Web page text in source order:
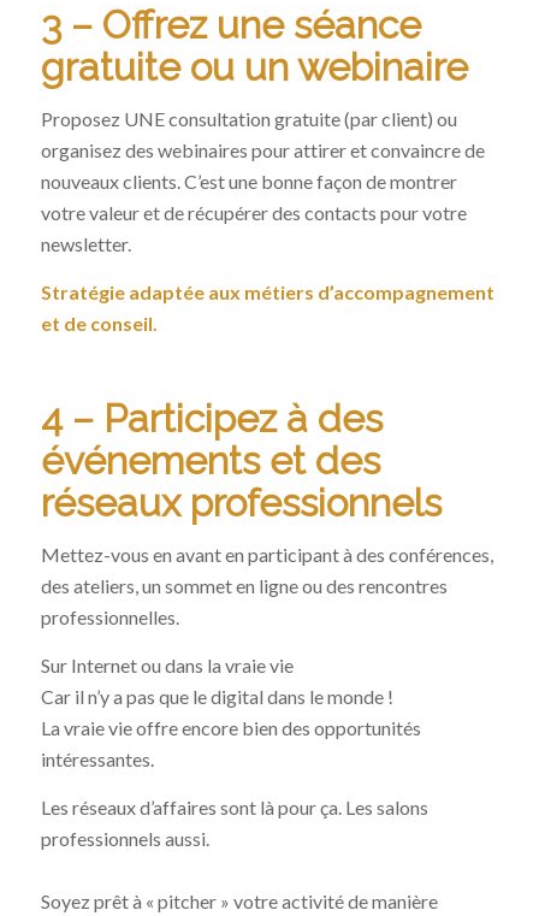
3 – Offrez une séance
gratuite ou un webinaire
Proposez UNE consultation gratuite (par client) ou
organisez des webinaires pour attirer et convaincre de
nouveaux clients. C’est une bonne façon de montrer
votre valeur et de récupérer des contacts pour votre
newsletter.
Stratégie adaptée aux métiers d’accompagnement
et de conseil.
4 – Participez à des
événements et des
réseaux professionnels
Mettez-vous en avant en participant à des conférences,
des ateliers, un sommet en ligne ou des rencontres
professionnelles.
Sur Internet ou dans la vraie vie
Car il n’y a pas que le digital dans le monde !
La vraie vie offre encore bien des opportunités
intéressantes.
Les réseaux d’affaires sont là pour ça. Les salons
professionnels aussi.
Soyez prêt à « pitcher » votre activité de manière